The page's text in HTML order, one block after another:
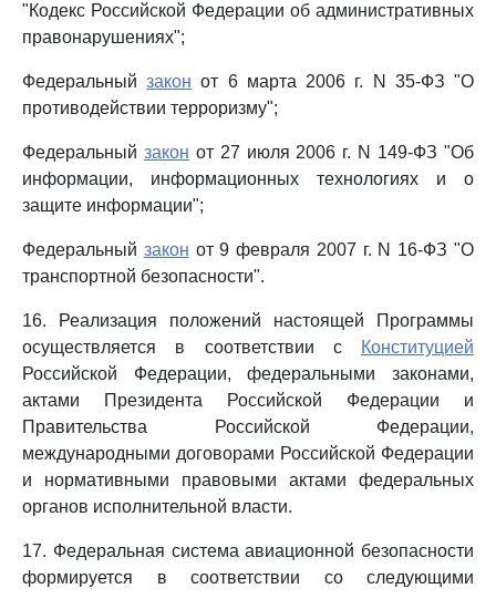
"Кодекс Российской Федерации об административных
правонарушениях";
Федеральныйзакон от 6 марта 2006 г. N 35-ФЗ "О
противодействии терроризму";
Федеральный закон от 27 июля 2006 г. N 149-ФЗ "Об
информации, информационных технологиях и о
защите информации";
Федеральный закон от 9 февраля 2007 г. N 16-ФЗ "О
транспортной безопасности".
16. Реализация положений настоящей Программы
осуществляется в соответствии с
Конституцией
Российской Федерации, федеральными законами,
актами Президента Российской Федерации и
Правительства Российской Федерации,
международными договорами Российской Федерации
и нормативными правовыми актами федеральных
органов исполнительной власти.
17. Федеральная система авиационной безопасности
формируется в соответствии со следующими